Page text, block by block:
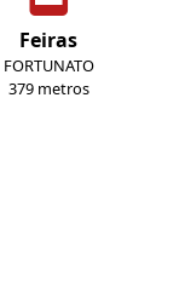
Feiras
FORTUNATO
379 metros